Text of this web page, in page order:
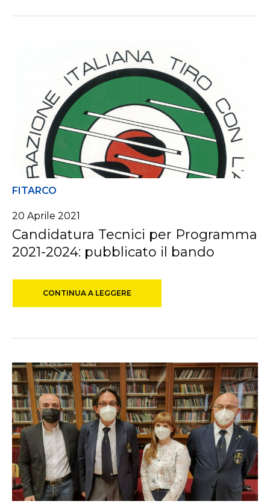
FITARCO
20 Aprile 2021
Candidatura Tecnici per Programma
2021-2024: pubblicato il bando
CONTINUA A LEGGERE